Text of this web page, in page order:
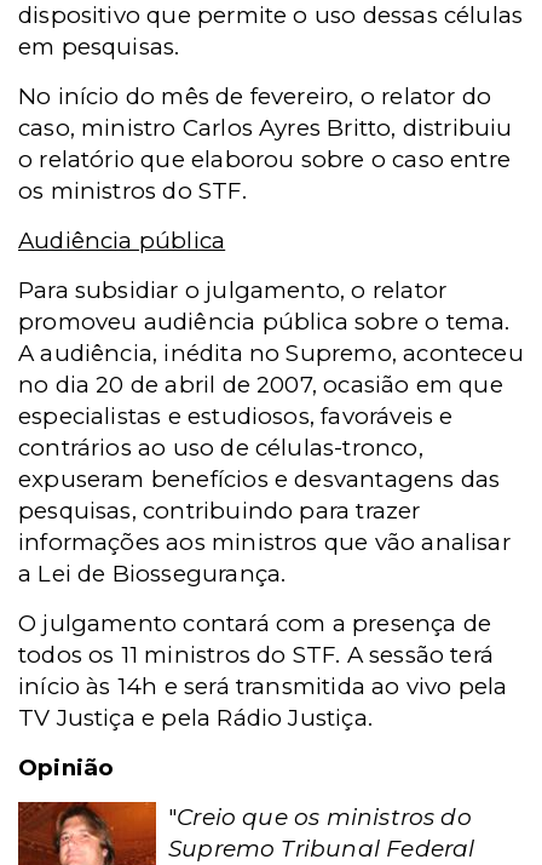
dispositivo que permite o uso dessas células
em pesquisas.
No início do mês de fevereiro, o relator do
caso, ministro Carlos Ayres Britto, distribuiu
o relatório que elaborou sobre o caso entre
os ministros do STF.
Audiência pública
Para subsidiar o julgamento, o relator
promoveu audiência pública sobre o tema.
A audiência, inédita no Supremo, aconteceu
no dia 20 de abril de 2007, ocasião em que
especialistas e estudiosos, favoráveis e
contrários ao uso de células-tronco,
expuseram benefícios e desvantagens das
pesquisas, contribuindo para trazer
informações aos ministros que vão analisar
a Lei de Biossegurança.
O julgamento contará com a presença de
todos os 11 ministros do STF. A sessão terá
início às 14h e será transmitida ao vivo pela
TV Justiça e pela Rádio Justiça.
Opinião
"Creio que os ministros do
Supremo Tribunal Federal